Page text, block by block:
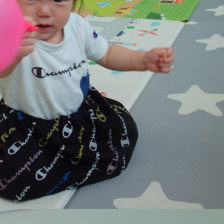
園
園児募集要項
想
ソル ]
美⽊多チコス
美⽊多チコスについて
美⽊多チコスブログ